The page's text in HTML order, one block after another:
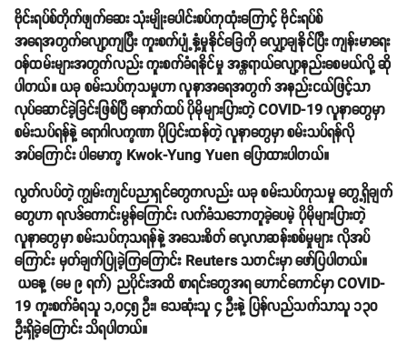
ဗိုင်းရပ်စ်တိုက်ဖျက်ဆေး သုံးမျိုးပေါင်းစပ်ကုထုံးကြောင့် ဗိုင်းရပ်စ်
အရေအတွက်လျော့ကျပြီး ကူးစက်ပျံ့နှံ့မှုနိုင်ခြေကို လျှော့ချနိုင်ပြီး ကျန်းမာရေး
ဝန်ထမ်းများအတွက်လည်း ကူးစက်ခံရနိုင်မှု အန္တရာယ်လျော့နည်းစေမယ်လို့ ဆို
ပါတယ်။ ယခု စမ်းသပ်ကုသမှုဟာ လူနာအရေအတွက် အနည်းငယ်ဖြင့်သာ
လုပ်ဆောင်ခဲ့ခြင်းဖြစ်ပြီ နောက်ထပ် ပိုမိုများပြားတဲ့ COVID-19 လူနာတွေမှာ
စမ်းသပ်ရန်နဲ့ ရောဂါလက္ခဏာ ပိုပြင်းထန်တဲ့ လူနာတွေမှာ စမ်းသပ်ရန်လို
အပ်ကြောင်း ပါမောက္ခ Kwok-Yung Yuen ပြောထားပါတယ်။
လွတ်လပ်တဲ့ ကျွမ်းကျင်ပညာရှင်တွေကလည်း ယခု စမ်းသပ်ကုသမှု တွေ့ရှိချက်
တွေဟာ ရလဒ်ကောင်းမွန်ကြောင်း လက်ခံသဘောတူခဲ့ပေမဲ့ ပိုမိုများပြားတဲ့
လူနာတွေမှာ စမ်းသပ်ကုသရန်နဲ့ အသေးစိတ် လေ့လာဆန်းစစ်မှုများ လိုအပ်
ကြောင်း မှတ်ချက်ပြုခဲ့ကြကြောင်း Reuters သတင်းမှာ ဖော်ပြပါတယ်။
ယနေ့ (မေ ၉ ရက်) ညပိုင်းအထိ စာရင်းတွေအရ ဟောင်ကောင်မှာ COVID-
19 ကူးစက်ခံရသူ ၁,၀၄၅ ဦး၊ သေဆုံးသူ ၄ ဦးနဲ့ ပြန်လည်သက်သာသူ ၁၃၀
ဦးရှိခဲ့ကြောင်း သိရပါတယ်။